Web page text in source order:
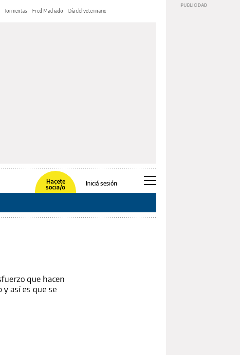
Tormentas Fred Machado Día del veterinario
Hacete
socia/o
Iniciá sesión
que hacen
así es que se